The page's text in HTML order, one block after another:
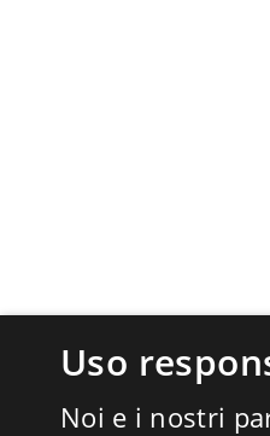
Uso
Noi e i nostri